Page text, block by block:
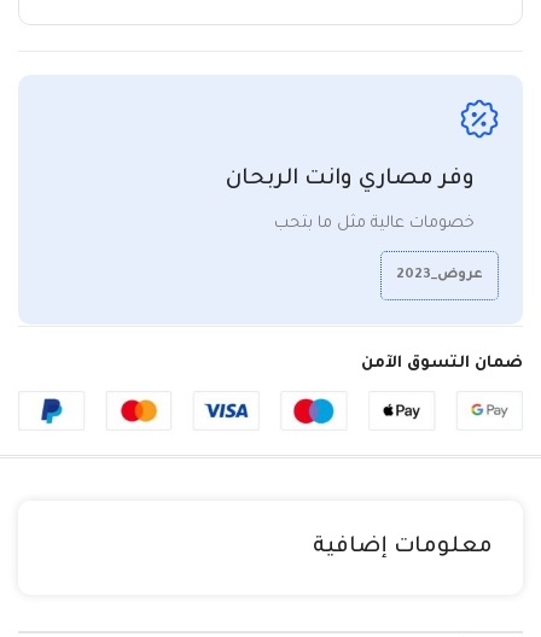
وفر مصاري وانت الربحان
خصومات عالية مثل ما بتحب
عروض_2023
ضمان التسوق الآمن
معلومات إضافية